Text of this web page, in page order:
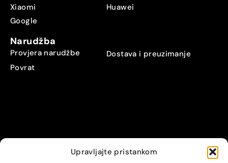
Upravljajte pristankom
Xiaomi
Huawei
Google
Narudžba
Provjera narudžbe
Dostava i preuzimanje
Povrat